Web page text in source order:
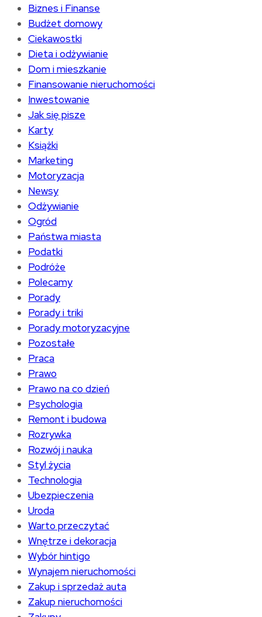
Biznes i Finanse
Budżet domowy
Ciekawostki
Dieta i odżywianie
Dom i mieszkanie
Finansowanie nieruchomości
Inwestowanie
Jak się pisze
Karty
Książki
Marketing
Motoryzacja
Newsy
Odżywianie
Ogród
Państwa miasta
Podatki
Podróże
Polecamy
Porady
Porady i triki
Porady motoryzacyjne
Pozostałe
Praca
Prawo
Prawo na co dzień
Psychologia
Remont i budowa
Rozrywka
Rozwój i nauka
Styl życia
Technologia
Ubezpieczenia
Uroda
Warto przeczytać
Wnętrze i dekoracja
Wybór hintigo
Wynajem nieruchomości
Zakup i sprzedaż auta
Zakup nieruchomości